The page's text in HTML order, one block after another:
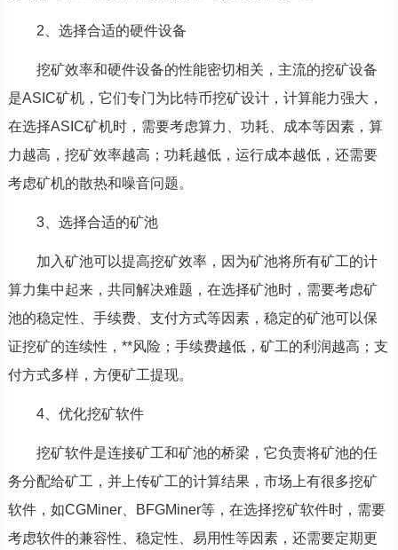
2、选择合适的硬件设备
挖矿效率和硬件设备的性能密切相关，主流的挖矿设备
是ASIC矿机，它们专门为比特币挖矿设计，计算能力强大，
在选择ASIC矿机时，需要考虑算力、功耗、成本等因素，算
力越高，挖矿效率越高；功耗越低，运行成本越低，还需要
考虑矿机的散热和噪音问题。
3、选择合适的矿池
加入矿池可以提高挖矿效率，因为矿池将所有矿工的计
算力集中起来，共同解决难题，在选择矿池时，需要考虑矿
池的稳定性、手续费、支付方式等因素，稳定的矿池可以保
证挖矿的连续性，**风险；手续费越低，矿工的利润越高；支
付方式多样，方便矿工提现。
4、优化挖矿软件
挖矿软件是连接矿工和矿池的桥梁，它负责将矿池的任
务分配给矿工，并上传矿工的计算结果，市场上有很多挖矿
软件，如CGMiner、BFGMiner等，在选择挖矿软件时，需要
考虑软件的兼容性、稳定性、易用性等因素，还需要定期更